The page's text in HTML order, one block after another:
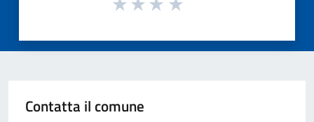
Contatta il comune